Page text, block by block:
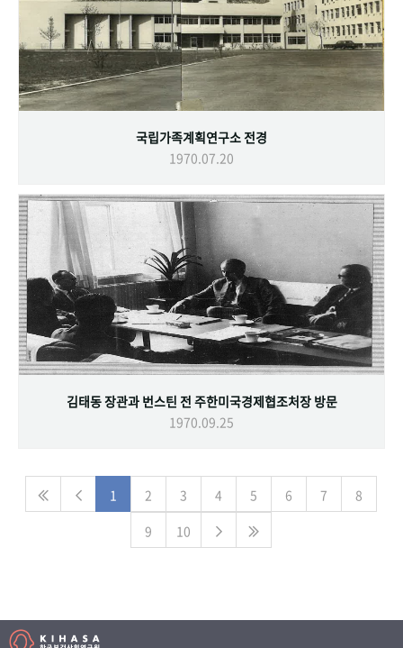
국립가족계획연구소 전경
1970.07.20
김태동 장관과 번스틴 전 주한미국경제협조처장 방문
1970.09.25
1 2 3 4 5 6 7
8
9
10